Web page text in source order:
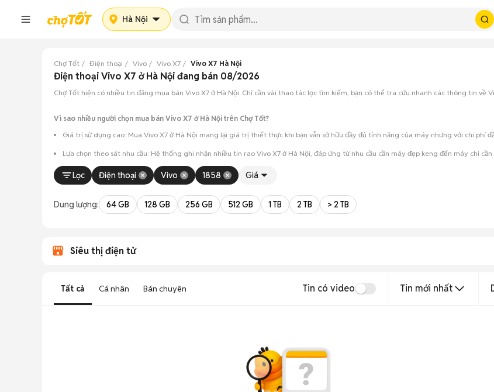
Hà Nội
Chợ Tốt Điện thoại Vivo Vivo X7 Vivo X7 Hà Nội
Điện thoại Vivo X7 ở Hà Nội đang bán 08/2026
Chợ Tốt hiện có nhiều tin đăng mua bán Vivo X7 ở Hà Nội. Chỉ cần vài thao tác lọc tìm kiếm, bạn có thể tra cứu nhanh các thông tin về
Vì sao nhiều người chọn mua bán Vivo X7 ở Hà Nội trên Chợ Tốt?
Giá trị sử dụng cao: Mua Vivo X7 ở Hà Nội mang lại giá trị thiết thực khi bạn vẫn sở hữu đầy đủ tính năng của máy nhưng với chi phí
Lựa chọn theo sát nhu cầu: Hệ thống ghi nhận nhiều tin rao Vivo X7 ở Hà Nội, đáp ứng từ nhu cầu cần máy đẹp keng đến máy chỉ cần
Test máy tại chỗ: Tạo điều kiện để người mua đến tận nơi xem xét cẩn thận, test loa, camera, wifi... để đảm bảo máy không có lỗi phát
Lọc
Điện thoại Vivo 1858 Giá
Dung lượng: 64 GB 128 GB 256 GB 512 GB 1 TB 2 TB > 2 TB
Siêu thị điện tử
Tất cả Cá nhân Bán chuyên Tin có video Tin mới nhất